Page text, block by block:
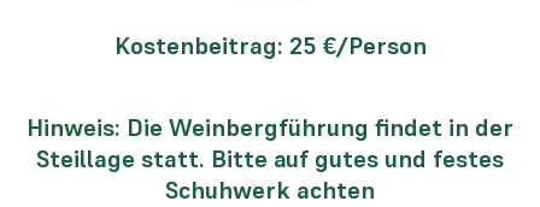
Kostenbeitrag: 25 €/Person
Hinweis: Die Weinbergführung findet in der
Steillage statt. Bitte auf gutes und festes
Schuhwerk achten